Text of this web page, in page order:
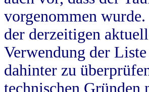
vorgenommen
der derzeitigen
Verwendung der
dahinter zu
technischen Gründen